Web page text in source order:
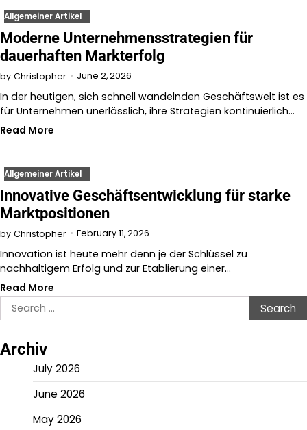
Allgemeiner Artikel
Moderne Unternehmensstrategien für
dauerhaften Markterfolg
by Christopher June 2, 2026
In der heutigen, sich schnell wandelnden Geschäftswelt ist es
für Unternehmen unerlässlich, ihre Strategien kontinuierlich…
Read More
Allgemeiner Artikel
Innovative Geschäftsentwicklung für starke
Marktpositionen
by Christopher February 11, 2026
Innovation ist heute mehr denn je der Schlüssel zu
nachhaltigem Erfolg und zur Etablierung einer…
Read More
Search
for:
Archiv
July 2026
June 2026
May 2026